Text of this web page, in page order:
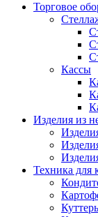
Торговое
Кассы
Изделия из
Техника для